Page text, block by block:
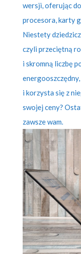
wersji, oferując
procesora, karty
Niestety
czyli przeciętną
i skromną liczbę
i korzysta się z
swojej ceny?
zawsze wam.